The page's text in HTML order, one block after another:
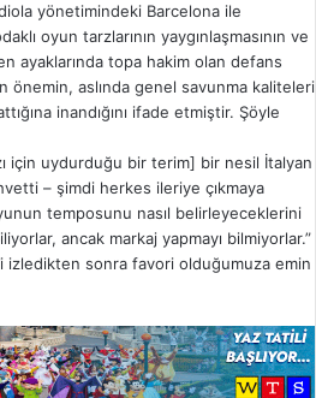
yönetimindeki Barcelona ile
oyun tarzlarının yaygınlaşmasının ve
ayaklarında topa hakim olan defans
önemin, aslında genel savunma kaliteleri
inandığını ifade etmiştir. Şöyle
için uydurduğu bir terim] bir nesil İtalyan
– şimdi herkes ileriye çıkmaya
temposunu nasıl belirleyeceklerini
ancak markaj yapmayı bilmiyorlar.”
izledikten sonra favori olduğumuza emin